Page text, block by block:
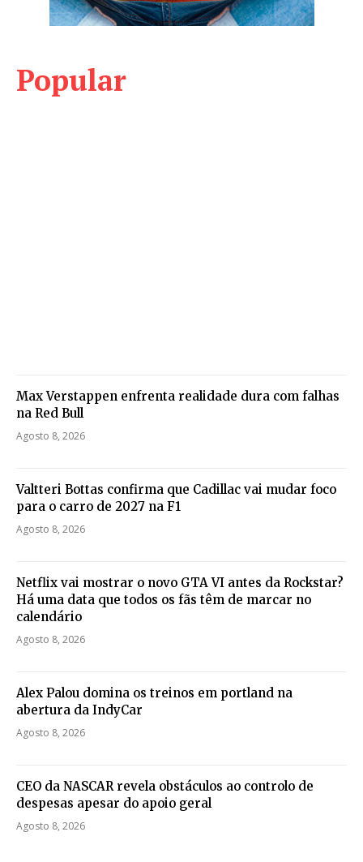
Popular
Max Verstappen enfrenta realidade dura com falhas
na Red Bull
Agosto 8, 2026
Valtteri Bottas confirma que Cadillac vai mudar foco
para o carro de 2027 na F1
Agosto 8, 2026
Netflix vai mostrar o novo GTA VI antes da Rockstar?
Há uma data que todos os fãs têm de marcar no
calendário
Agosto 8, 2026
Alex Palou domina os treinos em portland na
abertura da IndyCar
Agosto 8, 2026
CEO da NASCAR revela obstáculos ao controlo de
despesas apesar do apoio geral
Agosto 8, 2026